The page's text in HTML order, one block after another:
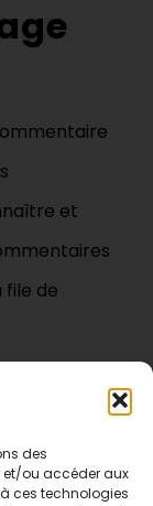
des
et/ou accéder aux
ces technologies
et
file de
site
leur profil.